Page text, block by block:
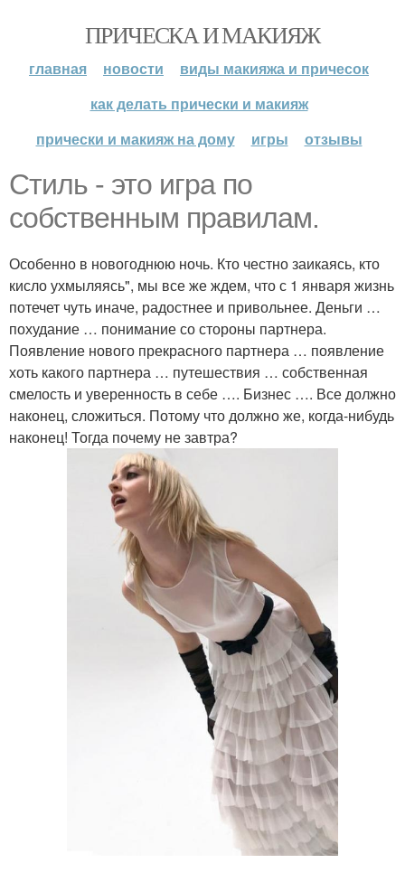
ПРИЧЕСКА И МАКИЯЖ
главная новости
виды макияжа и причесок
как делать прически и макияж
прически и макияж на дому
игры отзывы
Стиль - это игра по
собственным правилам.
Особенно в новогоднюю ночь. Кто честно заикаясь, кто
кисло ухмыляясь", мы все же ждем, что с 1 января жизнь
потечет чуть иначе, радостнее и привольнее. Деньги …
похудание … понимание со стороны партнера.
Появление нового прекрасного партнера … появление
хоть какого партнера … путешествия … собственная
смелость и уверенность в себе …. Бизнес …. Все должно
наконец, сложиться. Потому что должно же, когда-нибудь
наконец! Тогда почему не завтра?